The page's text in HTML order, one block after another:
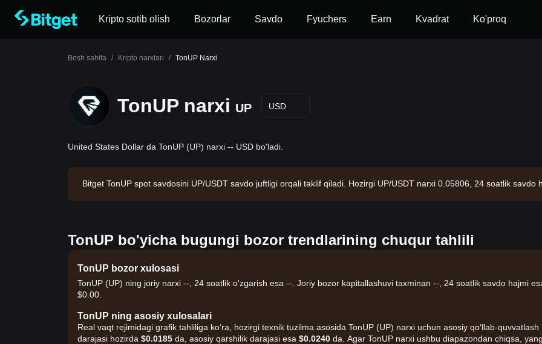
Kripto sotib olish Bozorlar Savdo Fyuchers Earn Kvadrat Ko'proq
Bosh sahifa / Kripto narxlari / TonUP Narxi
TonUP narxi UP USD
United States Dollar da TonUP (UP) narxi -- USD bo'ladi.
Bitget TonUP spot savdosini UP/USDT savdo juftligi orqali taklif qiladi. Hozirgi UP/USDT narxi 0.05806, 24 soatlik
TonUP bo'yicha bugungi bozor trendlarining chuqur tahlili
TonUP bozor xulosasi
TonUP (UP) ning joriy narxi --, 24 soatlik o'zgarish esa --. Joriy bozor kapitallashuvi taxminan --, 24 soatlik savdo hajmi
$0.00.
TonUP ning asosiy xulosalari
Real vaqt rejimidagi grafik tahliliga ko‘ra, hozirgi texnik tuzilma asosida TonUP (UP) narxi uchun asosiy qo‘llab-quvvatlash
darajasi hozirda $0.0185 da, asosiy qarshilik darajasi esa $0.0240 da. Agar TonUP narxi ushbu diapazondan chiqsa,